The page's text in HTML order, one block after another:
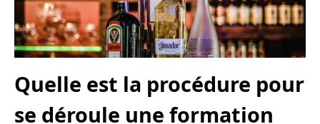
Quelle est la procédure pour
se déroule une formation